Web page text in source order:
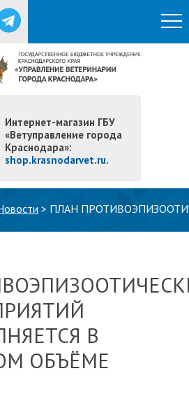
Интернет-магазин ГБУ
«Ветуправление города
Краснодара»:
shop.krasnodarvet.ru.
> ПЛАН
В
ОБЪЁМЕ